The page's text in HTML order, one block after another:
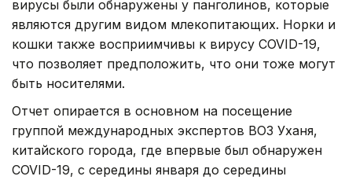
вирусы были обнаружены у панголинов, которые
являются другим видом млекопитающих. Норки и
кошки также восприимчивы к вирусу COVID-19,
что позволяет предположить, что они тоже могут
быть носителями.
Отчет опирается в основном на посещение
группой международных экспертов ВОЗ Уханя,
китайского города, где впервые был обнаружен
COVID-19, с середины января до середины